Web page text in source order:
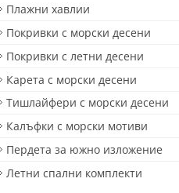
Плажни хавлии
Покривки с морски десени
Покривки с летни десени
Карета с морски десени
Тишлайфери с морски десени
Калъфки с морски мотиви
Пердета за южно изложение
Летни спални комплекти